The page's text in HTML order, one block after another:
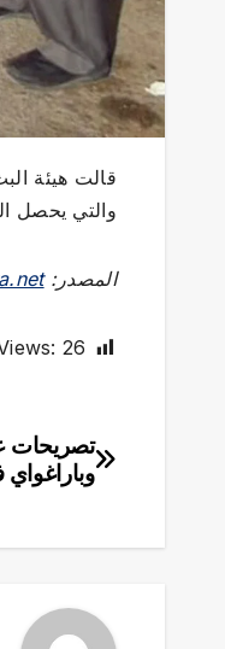
قالت هيئة
والتي يحصل
المصدر:
26
تصفّح
تصريحات
وباراغواي